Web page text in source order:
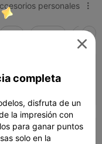
personales 
infill

completa
disfruta de un
la impresión con
para ganar puntos
solo en la